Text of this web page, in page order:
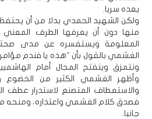
يعده سريا.
ولكن الشهيد الحمدي بدلا من أن
منها دون أن يعرفها الطرف المعني
المعلومة ويستفسره عن مدى
الغشمي بالقول بأن "هذه يا فندم
ونتمزق وينفتح المجال أمام
وأظهر الغشمي الكثير من الخضوع
والاستعطاف المتصنع لاستدرار عطف
فصدق كلام الغشمي واعتذاره، ومنحه
جانبا.